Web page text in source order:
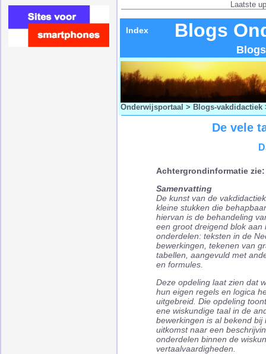
Laatste
Index Blogs
Onderwijsportaal > Blogs-vakdidactiek
De vele
Achtergrondinformatie
Samenvatting
De kunst van de
kleine stukken die
hiervan is de behandeling
een groot dreigend blok aan
onderdelen: teksten in de
bewerkingen, tekenen van
tabellen, aangevuld met
en formules.
Deze opdeling laat zien dat
hun eigen regels en logica
uitgebreid. Die opdeling
ene wiskundige taal in de
bewerkingen is al bekend
uitkomst naar een
onderdelen binnen de
vertaalvaardigheden.